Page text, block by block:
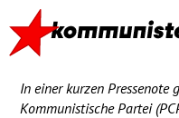
In einer kurzen Pressenote
Kommunistische Partei (